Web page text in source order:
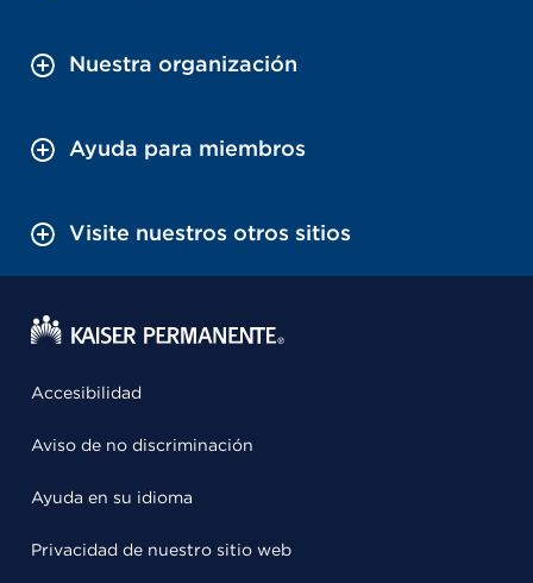
Nuestra organización
Ayuda para miembros
Visite nuestros otros sitios
Accesibilidad
Aviso de no discriminación
Ayuda en su idioma
Privacidad de nuestro sitio web